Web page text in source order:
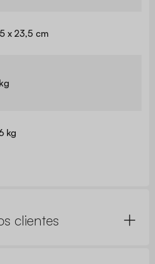
x 23,5 cm
kg
clientes